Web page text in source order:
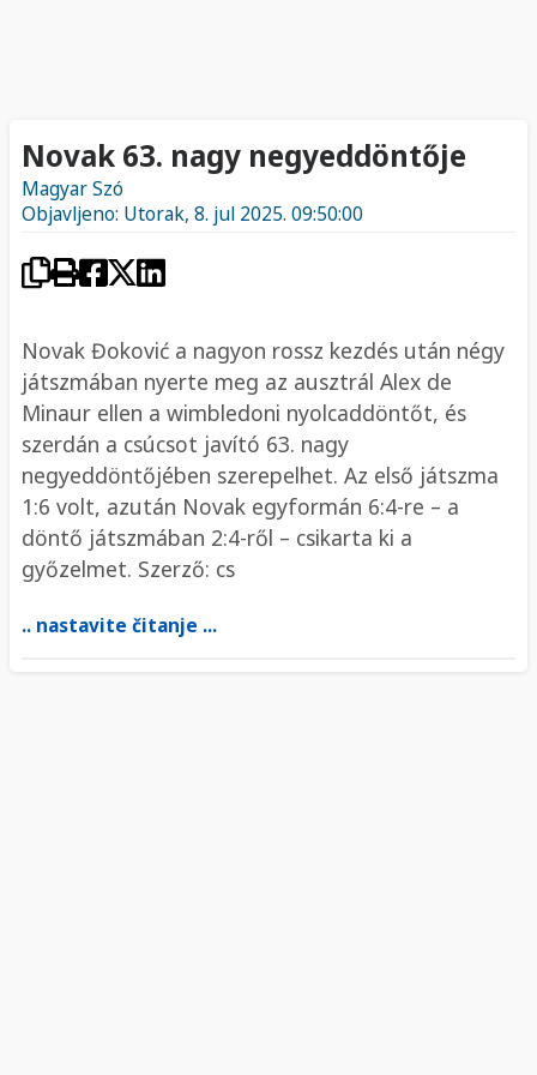
Novak 63. nagy negyeddöntője
Magyar Szó
Objavljeno: Utorak, 8. jul 2025. 09:50:00
Novak Đoković a nagyon rossz kezdés után négy
játszmában nyerte meg az ausztrál Alex de
Minaur ellen a wimbledoni nyolcaddöntőt, és
szerdán a csúcsot javító 63. nagy
negyeddöntőjében szerepelhet. Az első játszma
1:6 volt, azután Novak egyformán 6:4-re – a
döntő játszmában 2:4-ről – csikarta ki a
győzelmet. Szerző: cs
.. nastavite čitanje ...